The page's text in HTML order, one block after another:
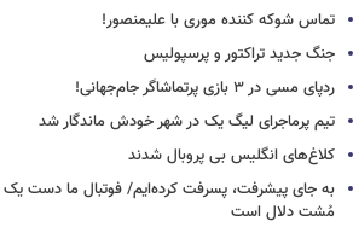
تماس شوکه کننده موری با علیمنصور!
جنگ جدید تراکتور و پرسپولیس
ردپای مسی در ۳ بازی پرتماشاگر جام‌جهانی!
تیم پرماجرای لیگ یک در شهر خودش ماندگار شد
کلاغ‌های انگلیس بی پروبال شدند
به جای پیشرفت، پسرفت کرده‌ایم/ فوتبال ما دست یک
مُشت دلال است